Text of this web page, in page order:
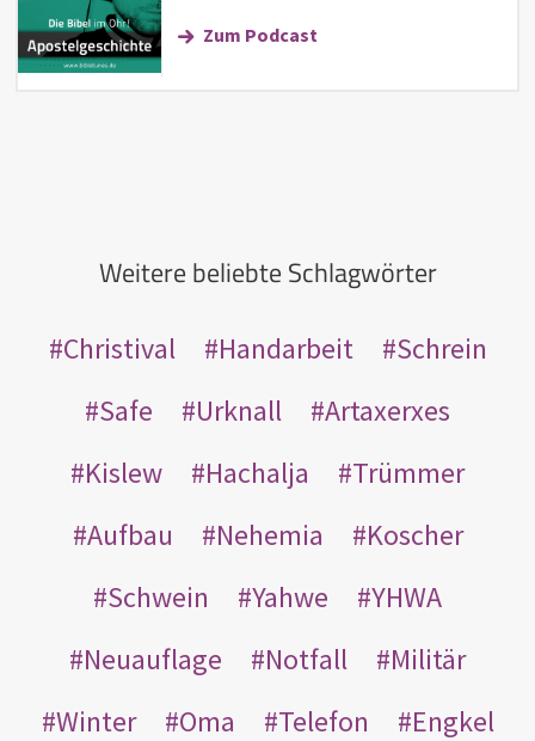
Zum Podcast
Weitere beliebte Schlagwörter
Christival Handarbeit
Schrein
Safe
Urknall
Artaxerxes
Kislew
Hachalja
Trümmer
Aufbau
Nehemia
Koscher
Schwein
Yahwe
YHWA
Neuauflage
Notfall
Militär
Winter
Oma Telefon
Engkel